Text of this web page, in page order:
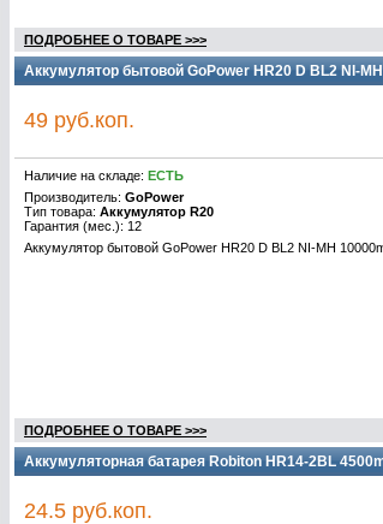
ПОДРОБНЕЕ О ТОВАРЕ >>>
Аккумулятор бытовой GoPower HR20 D BL2 NI-
49 руб.коп.
Наличие на складе: ЕСТЬ
Производитель: GoPower
Тип товара: Аккумулятор R20
Гарантия (мес.): 12
Аккумулятор бытовой GoPower HR20 D BL2 NI-MH
ПОДРОБНЕЕ О ТОВАРЕ >>>
Аккумуляторная батарея Robiton HR14-2BL
24.5 руб.коп.